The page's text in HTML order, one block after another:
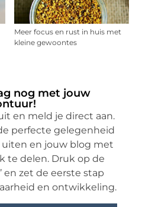
Meer focus en rust in huis met
kleine gewoontes
nog met jouw
en meld je direct aan.
perfecte gelegenheid
en jouw blog met
te delen. Druk op de
en zet de eerste stap
en ontwikkeling.